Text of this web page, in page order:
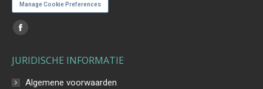
Manage Cookie Preferences
Vind ons op:
Facebook
opens
in
JURIDISCHE INFORMATIE
Algemene voorwaarden